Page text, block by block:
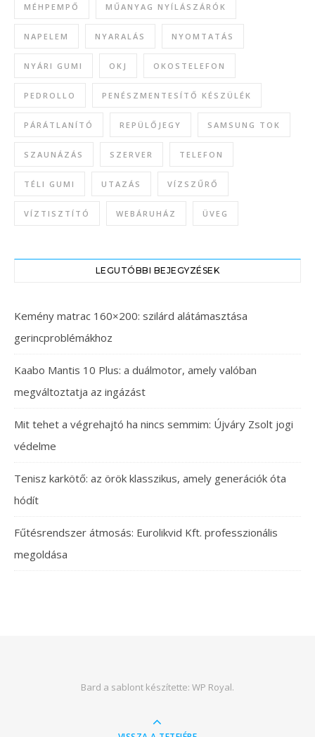
MÉHPEMPŐ MŰANYAG NYÍLÁSZÁRÓK
NAPELEM NYARALÁS NYOMTATÁS
NYÁRI GUMI OKJ OKOSTELEFON
PEDROLLO PENÉSZMENTESÍTŐ KÉSZÜLÉK
PÁRÁTLANÍTÓ REPÜLŐJEGY SAMSUNG TOK
SZAUNÁZÁS SZERVER TELEFON
TÉLI GUMI UTAZÁS VÍZSZŰRŐ
VÍZTISZTÍTÓ WEBÁRUHÁZ ÜVEG
LEGUTÓBBI BEJEGYZÉSEK
Kemény matrac 160×200: szilárd alátámasztása
gerincproblémákhoz
Kaabo Mantis 10 Plus: a duálmotor, amely valóban
megváltoztatja az ingázást
Mit tehet a végrehajtó ha nincs semmim: Újváry Zsolt jogi
védelme
Tenisz karkötő: az örök klasszikus, amely generációk óta
hódít
Fűtésrendszer átmosás: Eurolikvid Kft. professzionális
megoldása
Bard a sablont készítette: WP Royal.